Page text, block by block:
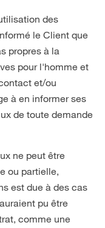
des
le Client que
propres à la
pour l'homme et
et/ou
à en informer ses
de toute demande
ne peut être
ou partielle,
est due à des cas
pu être
comme une